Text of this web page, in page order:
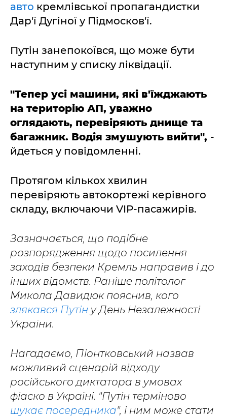
авто кремлівської пропагандистки
Дар'ї Дугіної у Підмосков'ї.
Путін занепокоївся, що може бути
наступним у списку ліквідації.
"Тепер усі машини, які в'їжджають
на територію АП, уважно
оглядають, перевіряють днище та
багажник. Водія змушують вийти", -
йдеться у повідомленні.
Протягом кількох хвилин
перевіряють автокортежі керівного
складу, включаючи VIP-пасажирів.
Зазначається, що подібне
розпорядження щодо посилення
заходів безпеки Кремль направив і до
інших відомств. Раніше політолог
Микола Давидюк пояснив, кого
злякався Путін у День Незалежності
України.
Нагадаємо, Піонтковський назвав
можливий сценарій відходу
російського диктатора в умовах
фіаско в Україні. "Путін терміново
шукає посередника", і ним може стати